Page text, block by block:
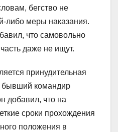
бегство не
либо меры наказания.
что самовольно
даже не ищут.
принудительная
бывший командир
добавил, что на
сроки прохождения
положения в